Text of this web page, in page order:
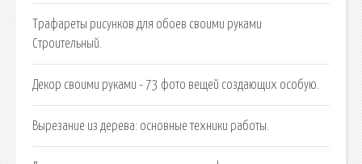
Трафареты рисунков для обоев своими руками
Строительный.
Декор своими руками - 73 фото вещей создающих особую.
Вырезание из дерева: основные техники работы.